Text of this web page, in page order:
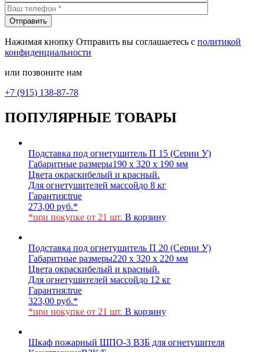
Нажимая кнопку Отправить вы соглашаетесь с политикой
конфиденциальности
или позвоните нам
+7 (915) 138-87-78
ПОПУЛЯРНЫЕ ТОВАРЫ
Подставка под огнетушитель П 15 (Серии У)
Габаритные размеры190 х 320 х 190 мм
Цвета окраскибелый и красный.
Для огнетушителей массойдо 8 кг
Гарантия:true
273,00 руб.*
*при покупке от 21 шт. В корзину
Подставка под огнетушитель П 20 (Серии У)
Габаритные размеры220 х 320 х 220 мм
Цвета окраскибелый и красный.
Для огнетушителей массойдо 12 кг
Гарантия:true
323,00 руб.*
*при покупке от 21 шт. В корзину
Шкаф пожарный ШПО-3 ВЗБ для огнетушителя